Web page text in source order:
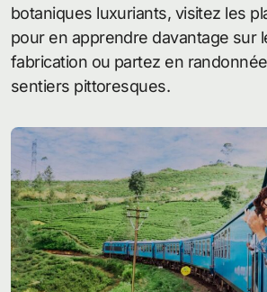
botaniques luxuriants, visitez les
pour en apprendre davantage sur
fabrication ou partez en
sentiers pittoresques.